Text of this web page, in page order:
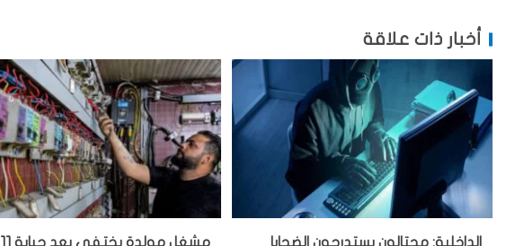
أخبار ذات علاقة
الداخلية: محتالون يستدرجون الضحايا
مشغل مولدة يختفي بعد جباية 11